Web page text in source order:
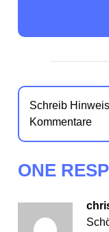
Schreib
Kommentare
ONE